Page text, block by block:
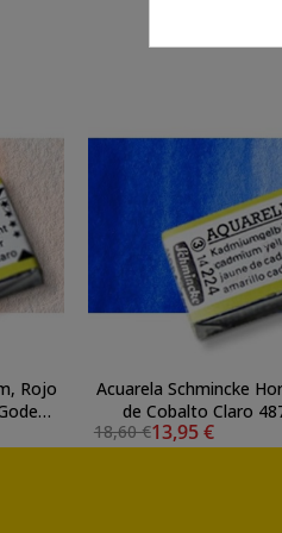
Rojo
Acuarela Schmincke
de Cobalto Claro
Completo. S.4
18,60 €13,95 €